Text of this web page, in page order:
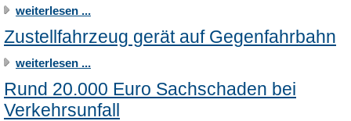
weiterlesen ...
Zustellfahrzeug gerät auf Gegenfahrbahn
weiterlesen ...
Rund 20.000 Euro Sachschaden bei
Verkehrsunfall